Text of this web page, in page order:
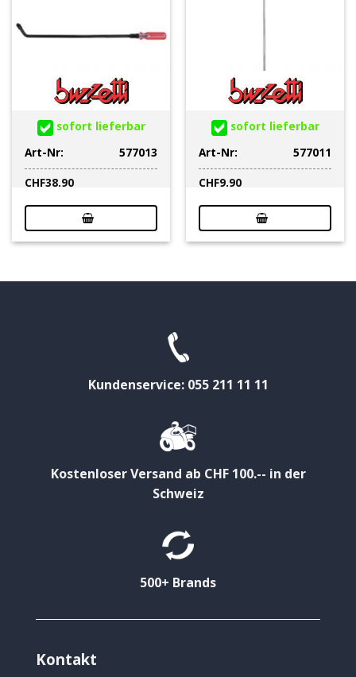
sofort lieferbar
Art-Nr:
577013
CHF38.90
sofort lieferbar
Art-Nr:
577011
CHF9.90
Kundenservice: 055 211 11 11
Kostenloser Versand ab CHF 100.-- in der
Schweiz
500+ Brands
Kontakt